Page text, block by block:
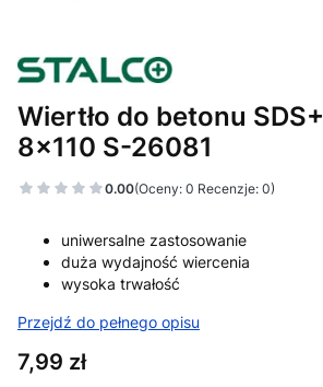
Wiertło do betonu
8x110 S-26081
0.00(Oceny: 0 Recenzje: 0)
uniwersalne zastosowanie
duża wydajność wiercenia
wysoka trwałość
Przejdź do pełnego opisu
Cena
7,99 zł